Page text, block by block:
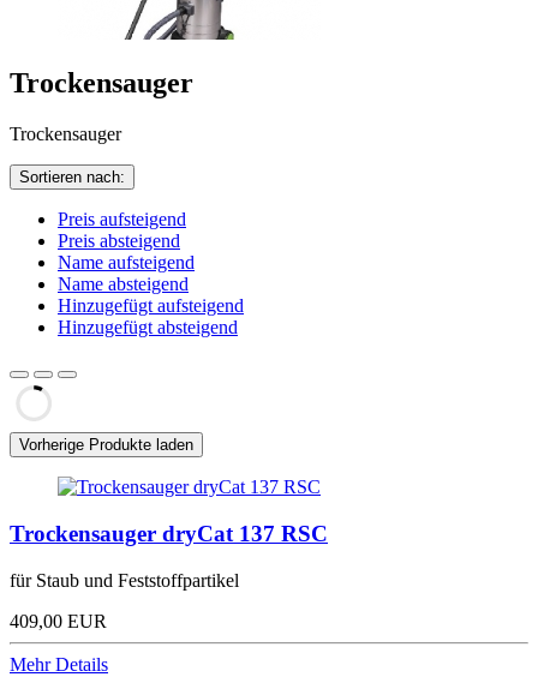
Trockensauger
Trockensauger
Sortieren nach:
Preis aufsteigend
Preis absteigend
Name aufsteigend
Name absteigend
Hinzugefügt aufsteigend
Hinzugefügt absteigend
Vorherige Produkte laden
Trockensauger dryCat 137 RSC
für Staub und Feststoffpartikel
409,00 EUR
Mehr Details